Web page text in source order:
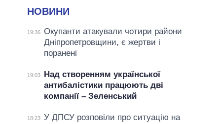
НОВИНИ
19:36 Окупанти атакували чотири райони
Дніпропетровщини, є жертви і
поранені
19:03
Над створенням української
антибалістики працюють дві
компанії – Зеленський
18:23 У ДПСУ розповіли про ситуацію на